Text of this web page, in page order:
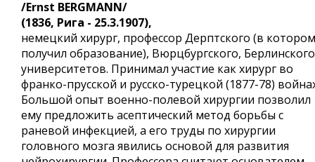
/Ernst BERGMANN/
(1836, Рига - 25.3.1907),
немецкий хирург, профессор Дерптского (в котором
получил образование), Вюрцбургского, Берлинского
университетов. Принимал участие как хирург во
франко-прусской и русско-турецкой (1877-78)
Большой опыт военно-полевой хирургии позволил
ему предложить асептический метод борьбы с
раневой инфекцией, а его труды по хирургии
головного мозга явились основой для развития